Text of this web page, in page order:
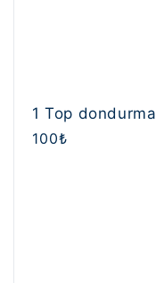
1 Top dondurma
Normal
100₺